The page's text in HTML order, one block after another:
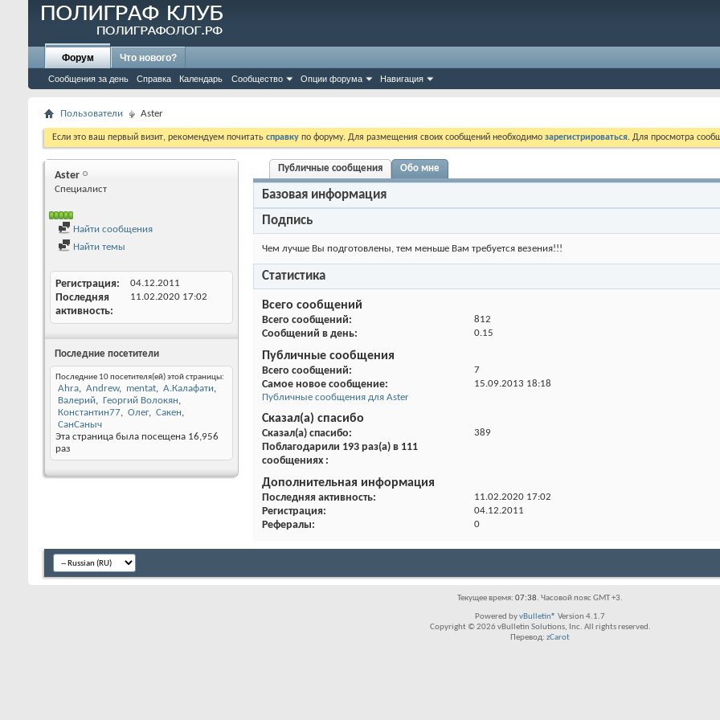
Форум
Сообщения за день Справка Календарь Сообщество Опции форума Навигация
Что нового?
Пользователи Aster
Если это ваш первый визит, рекомендуем почитать справку по форуму. Для размещения своих сообщений необходимо зарегистрироваться. Для просмотра
Aster
Специалист
Найти сообщения
Найти темы
Регистрация 04.12.2011
Последняя
активность
11.02.2020 17:02
Последние посетители
Последние 10 посетителя(ей) этой страницы:
Ahra Andrew mentat
А.Калафати
Валерий
Георгий Волокян
Константин77
Олег
Сакен
СанСаныч
Эта страница была посещена 16,956
раз
Публичные сообщения Обо мне
Базовая информация
Подпись
Чем лучше Вы подготовлены, тем меньше Вам требуется везения!!!
Статистика
Всего сообщений
Всего сообщений 812
Сообщений в день 0.15
Публичные сообщения
Всего сообщений 7
Самое новое сообщение 15.09.2013 18:18
Публичные сообщения для Aster
Сказал(а) спасибо
Сказал(а) спасибо 389
Поблагодарили 193 раз(а) в 111
сообщениях
Дополнительная информация
Последняя активность 11.02.2020 17:02
Регистрация 04.12.2011
Рефералы 0
Текущее время: 07:38. Часовой пояс GMT +3.
Powered byvBulletin® Version 4.1.7
Copyright © 2026 vBulletin Solutions, Inc. All rights reserved.
Перевод: zCarot